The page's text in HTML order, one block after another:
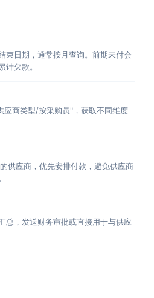
束日期，通常按月查询。前期未付会
计欠款。
应商类型/按采购员"，获取不同维度
供应商，优先安排付款，避免供应商
总，发送财务审批或直接用于与供应